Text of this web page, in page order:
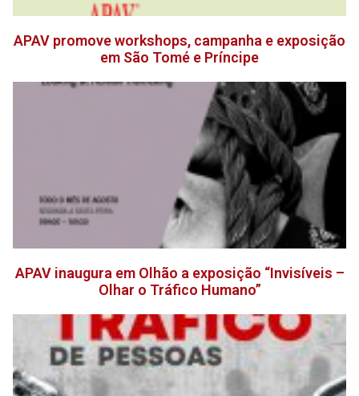
APAV promove workshops, campanha e exposição
em São Tomé e Príncipe
APAV inaugura em Olhão a exposição “Invisíveis –
Olhar o Tráfico Humano”